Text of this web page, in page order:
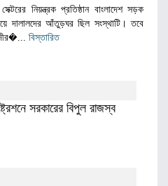
নিয়ন্ত্রক প্রতিষ্ঠান বাংলাদেশ সড়ক
দালালদের আঁতুড়ঘর ছিল সংস্থাটি। তবে
বিস্তারিত
সরকারের বিপুল রাজস্ব